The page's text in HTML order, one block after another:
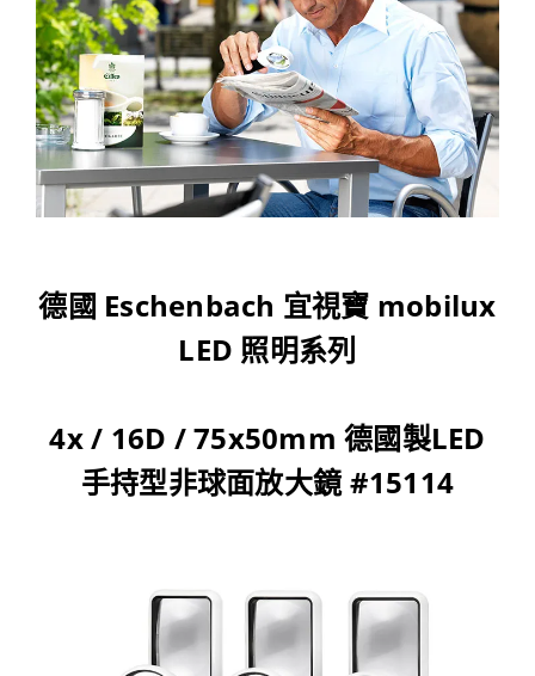
德國 Eschenbach 宜視寶 mobilux
LED 照明系列
4x / 16D / 75x50mm 德國製LED
手持型非球面放大鏡 #15114